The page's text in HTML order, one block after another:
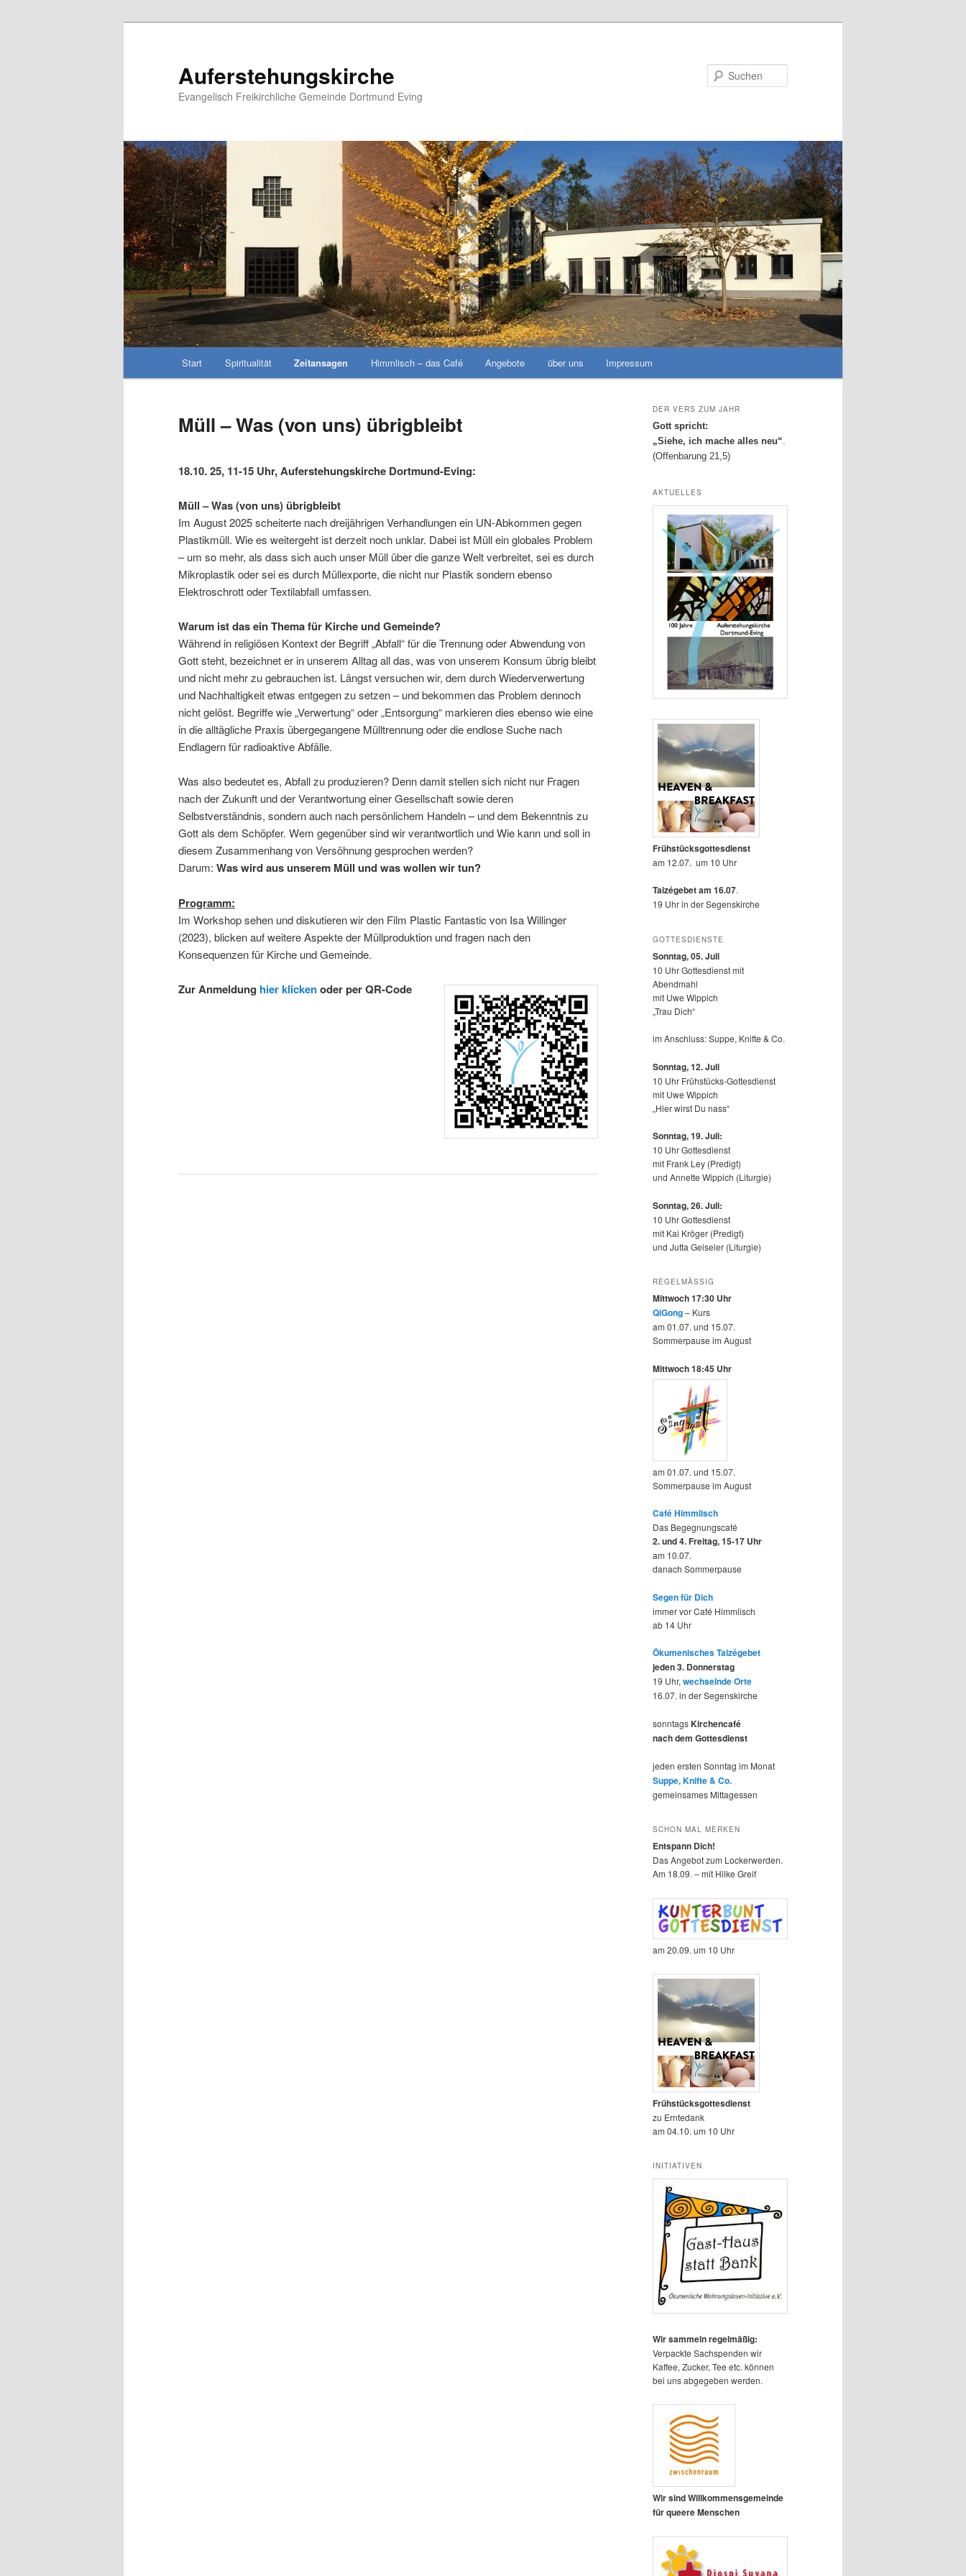
Auferstehungskirche
Evangelisch Freikirchliche Gemeinde Dortmund Eving
Start Spiritualität Zeitansagen Himmlisch – das Café Angebote über uns Impressum
Müll – Was (von uns) übrigbleibt
18.10. 25, 11-15 Uhr, Auferstehungskirche Dortmund-Eving:
Müll – Was (von uns) übrigbleibt
Im August 2025 scheiterte nach dreijährigen Verhandlungen ein UN-Abkommen gegen
Plastikmüll. Wie es weitergeht ist derzeit noch unklar. Dabei ist Müll ein globales Problem
– um so mehr, als dass sich auch unser Müll über die ganze Welt verbreitet, sei es durch
Mikroplastik oder sei es durch Müllexporte, die nicht nur Plastik sondern ebenso
Elektroschrott oder Textilabfall umfassen.
Warum ist das ein Thema für Kirche und Gemeinde?
Während in religiösen Kontext der Begriff „Abfall“ für die Trennung oder Abwendung von
Gott steht, bezeichnet er in unserem Alltag all das, was von unserem Konsum übrig bleibt
und nicht mehr zu gebrauchen ist. Längst versuchen wir, dem durch Wiederverwertung
und Nachhaltigkeit etwas entgegen zu setzen – und bekommen das Problem dennoch
nicht gelöst. Begriffe wie „Verwertung“ oder „Entsorgung“ markieren dies ebenso wie eine
in die alltägliche Praxis übergegangene Mülltrennung oder die endlose Suche nach
Endlagern für radioaktive Abfälle.
Was also bedeutet es, Abfall zu produzieren? Denn damit stellen sich nicht nur Fragen
nach der Zukunft und der Verantwortung einer Gesellschaft sowie deren
Selbstverständnis, sondern auch nach persönlichem Handeln – und dem Bekenntnis zu
Gott als dem Schöpfer. Wem gegenüber sind wir verantwortlich und Wie kann und soll in
diesem Zusammenhang von Versöhnung gesprochen werden?
Darum: Was wird aus unserem Müll und was wollen wir tun?
Programm:
Im Workshop sehen und diskutieren wir den Film Plastic Fantastic von Isa Willinger
(2023), blicken auf weitere Aspekte der Müllproduktion und fragen nach den
Konsequenzen für Kirche und Gemeinde.
Zur Anmeldung hier klickenoder per QR-Code
DER VERS ZUM JAHR
Gott spricht:
„Siehe, ich mache alles neu“.
(Offenbarung 21,5)
AKTUELLES
Frühstücksgottesdienst
am 12.07. um 10 Uhr
Taizégebet am 16.07.
19 Uhr in der Segenskirche
GOTTESDIENSTE
Sonntag, 05. Juli
10 Uhr Gottesdienst mit
Abendmahl
mit Uwe Wippich
„Trau Dich“
im Anschluss: Suppe, Knifte & Co.
Sonntag, 12.Juli
10 Uhr Frühstücks-Gottesdienst
mit Uwe Wippich
„Hier wirst Du nass“
Sonntag, 19. Juli:
10 Uhr Gottesdienst
mit Frank Ley (Predigt)
und Annette Wippich (Liturgie)
Sonntag, 26. Juli:
10 Uhr Gottesdienst
mit Kai Kröger (Predigt)
und Jutta Geiseler (Liturgie)
REGELMÄSSIG
Mittwoch 17:30 Uhr
QiGong– Kurs
am 01.07. und 15.07.
Sommerpause im August
Mittwoch 18:45 Uhr
am 01.07. und 15.07.
Sommerpause im August
Café Himmlisch
Das Begegnungscafé
2. und 4. Freitag, 15-17 Uhr
am 10.07.
danach Sommerpause
Segen für Dich
immer vor Café Himmlisch
ab 14 Uhr
Ökumenisches Taizégebet
jeden 3. Donnerstag
19 Uhr, wechselnde Orte
16.07. in der Segenskirche
sonntagsKirchencafé
nach dem Gottesdienst
jeden ersten Sonntag im Monat
Suppe, Knifte & Co.
gemeinsames Mittagessen
SCHON MAL MERKEN
Entspann Dich!
Das Angebot zum Lockerwerden.
Am 18.09. – mit Hilke Greif
am 20.09. um 10 Uhr
Frühstücksgottesdienst
zu Erntedank
am 04.10. um 10 Uhr
INITIATIVEN
Wir sammeln regelmäßig:
Verpackte Sachspenden wir
Kaffee, Zucker, Tee etc. können
bei uns abgegeben werden.
Wir sind Willkommensgemeinde
für queere Menschen